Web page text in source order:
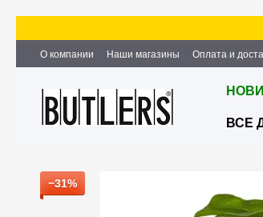
О компании Наши магазины Оплата и
Партнёрство и сотрудничество
Вакансии
ВСЕ
−31%